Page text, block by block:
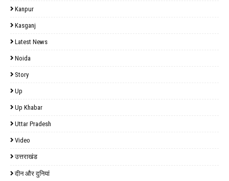
Kanpur
Kasganj
Latest News
Noida
Story
Up
Up Khabar
Uttar Pradesh
Video
उत्तराखंड
दीन और दुनियां